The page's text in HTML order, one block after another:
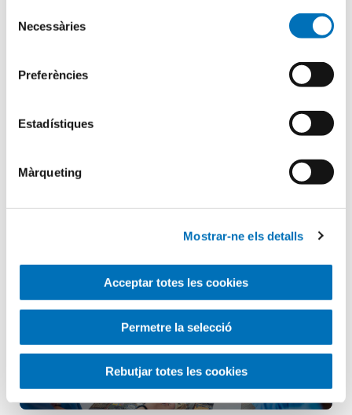
Necessàries
Preferències
Estadístiques
Màrqueting
Mostrar-ne els detalls
Acceptar totes les cookies
Permetre la selecció
Rebutjar totes les cookies
Testimonis
Infermeria